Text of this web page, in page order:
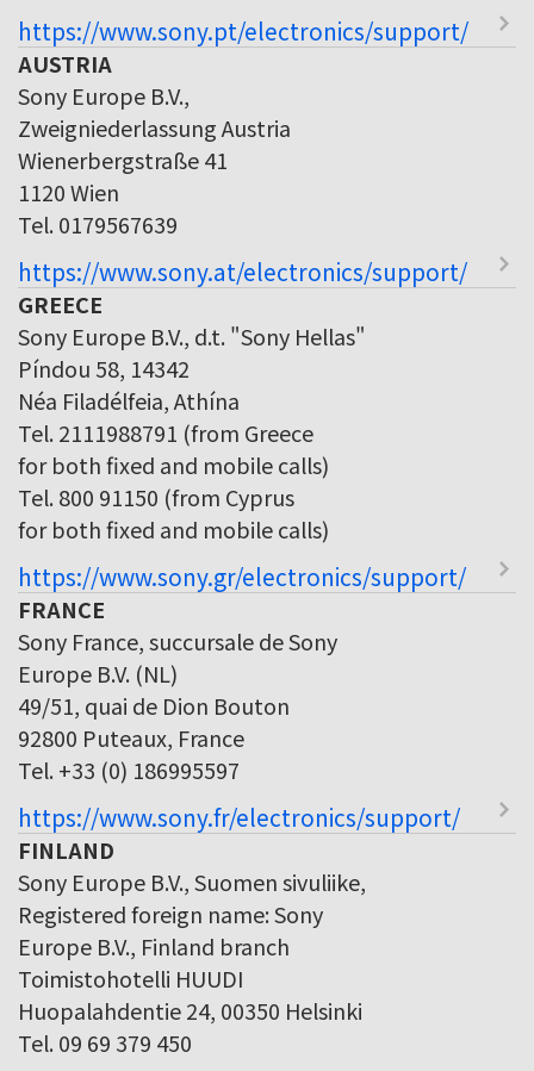
https://www.sony.pt/electronics/support/
AUSTRIA
Sony Europe B.V.,
Zweigniederlassung Austria
Wienerbergstraße 41
1120 Wien
Tel. 0179567639
https://www.sony.at/electronics/support/
GREECE
Sony Europe B.V., d.t. "Sony Hellas"
Píndou 58, 14342
Néa Filadélfeia, Athína
Tel. 2111988791 (from Greece
for both fixed and mobile calls)
Tel. 800 91150 (from Cyprus
for both fixed and mobile calls)
https://www.sony.gr/electronics/support/
FRANCE
Sony France, succursale de Sony
Europe B.V. (NL)
49/51, quai de Dion Bouton
92800 Puteaux, France
Tel. +33 (0) 186995597
https://www.sony.fr/electronics/support/
FINLAND
Sony Europe B.V., Suomen sivuliike,
Registered foreign name: Sony
Europe B.V., Finland branch
Toimistohotelli HUUDI
Huopalahdentie 24, 00350 Helsinki
Tel. 09 69 379 450